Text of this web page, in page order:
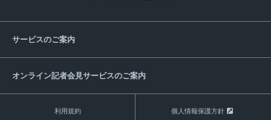
サービスのご案内
オンライン記者会見サービスのご案内
利用規約 個人情報保護方針